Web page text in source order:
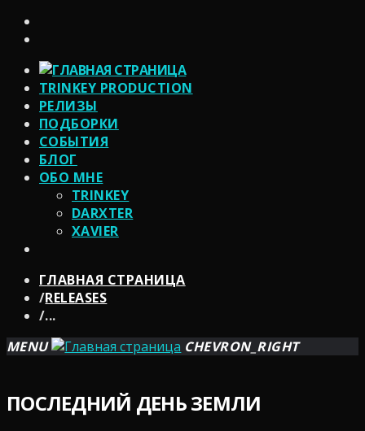
TRINKEY PRODUCTION
РЕЛИЗЫ
ПОДБОРКИ
СОБЫТИЯ
БЛОГ
ОБО МНЕ
TRINKEY
DARXTER
XAVIER
ГЛАВНАЯ СТРАНИЦА
/RELEASES
/...
MENU
CHEVRON_RIGHT
ПОСЛЕДНИЙ ДЕНЬ ЗЕМЛИ